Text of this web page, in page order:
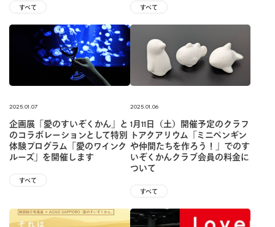
すべて すべて
2025.01.07
企画展「愛のすいぞくかん」と
のコラボレーションとして特別
体験プログラム「愛のワインク
ルーズ」を開催します
すべて
2025.01.06
1月11日（土）開催予定のクラフ
トアクアリウム「ミニペンギン
や仲間たちを作ろう！」でのす
いぞくかんクラブ会員の料金に
ついて
すべて